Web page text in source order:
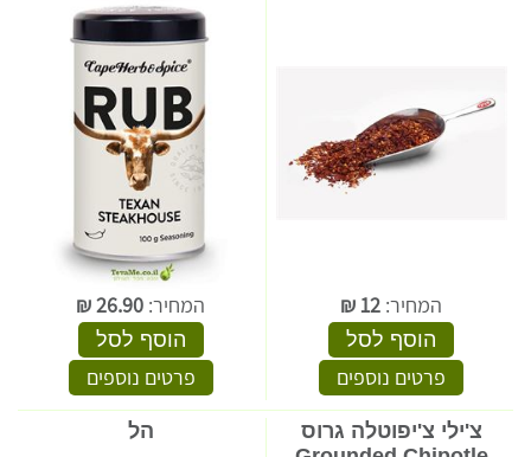
המחיר: 12
₪
הוסף לסל
פרטים נוספים
המחיר: 26.90
₪
הוסף לסל
פרטים נוספים
צ'ילי צ'יפוטלה גרוס
הל